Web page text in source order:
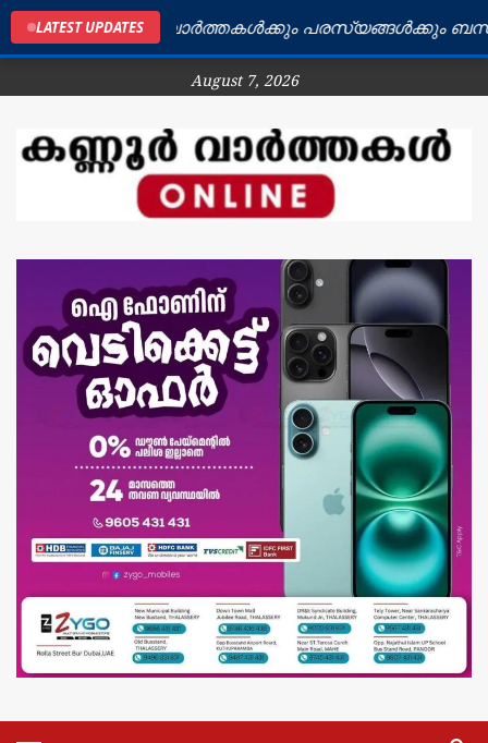
LATEST UPDATES
ജില്ലയിലെ വാർത്തകൾക്കും പരസ്യങ്ങൾക്കും
August 7, 2026